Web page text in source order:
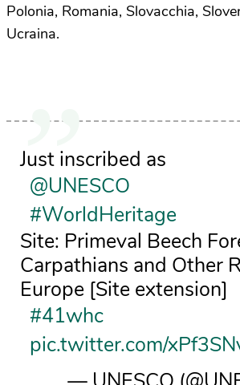
Polonia, Romania, Slovacchia,
Ucraina.
Just inscribed as
@UNESCO
#WorldHeritage
Site: Primeval Beech
Carpathians and Other
Europe [Site extension]
#41whc
pic.twitter.com/